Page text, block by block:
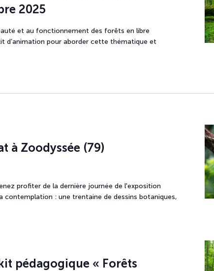
2025
et au fonctionnement des forêts en libre
d’animation pour aborder cette thématique et
à Zoodyssée (79)
profiter de la dernière journée de l'exposition
contemplation : une trentaine de dessins botaniques,
pédagogique « Forêts